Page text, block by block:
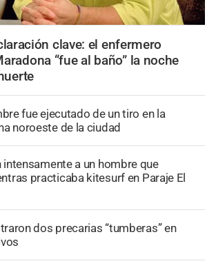
clave: el enfermero
“fue al baño” la noche
fue ejecutado de un tiro en la
noroeste de la ciudad
intensamente a un hombre que
practicaba kitesurf en Paraje El
dos precarias “tumberas” en